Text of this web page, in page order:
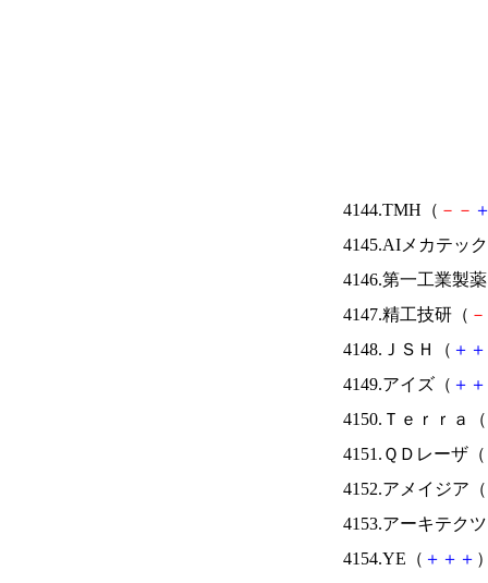
4144.TMH（ － －
4145.AIメカテッ
4146.第一工業製
4147.精工技研（ －
4148.ＪＳＨ（ ＋ ＋
4149.アイズ（ ＋ ＋
4150.Ｔｅｒｒａ（
4151.ＱＤレーザ（
4152.アメイジア（
4153.アーキテク
4154.YE（ ＋ ＋ ＋